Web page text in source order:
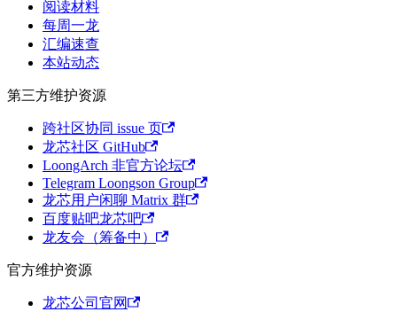
阅读材料
每周一龙
汇编速查
本站动态
第三方维护资源
跨社区协同 issue 页
龙芯社区 GitHub
LoongArch 非官方论坛
Telegram Loongson Group
龙芯用户闲聊 Matrix 群
百度贴吧龙芯吧
龙友会（筹备中）
官方维护资源
龙芯公司官网